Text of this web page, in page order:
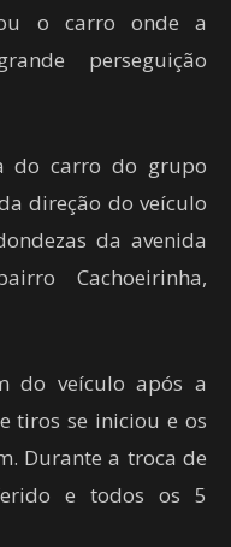
o carro onde a
perseguição
do carro do grupo
direção do veículo
da avenida
Cachoeirinha,
do veículo após a
tiros se iniciou e os
Durante a troca de
e todos os 5